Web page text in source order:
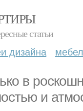
статьи
дизайна
в
и